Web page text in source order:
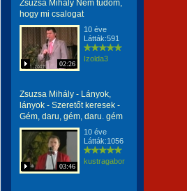
Zsuzsa Mihály Nem tudom,
hogy mi csalogat
02:26
10 éve
Látták:591
Izolda3
Zsuzsa Mihály - Lányok,
lányok - Szeretőt keresek -
Gém, daru, gém, daru. gém
03:46
10 éve
Látták:1056
kustragabor